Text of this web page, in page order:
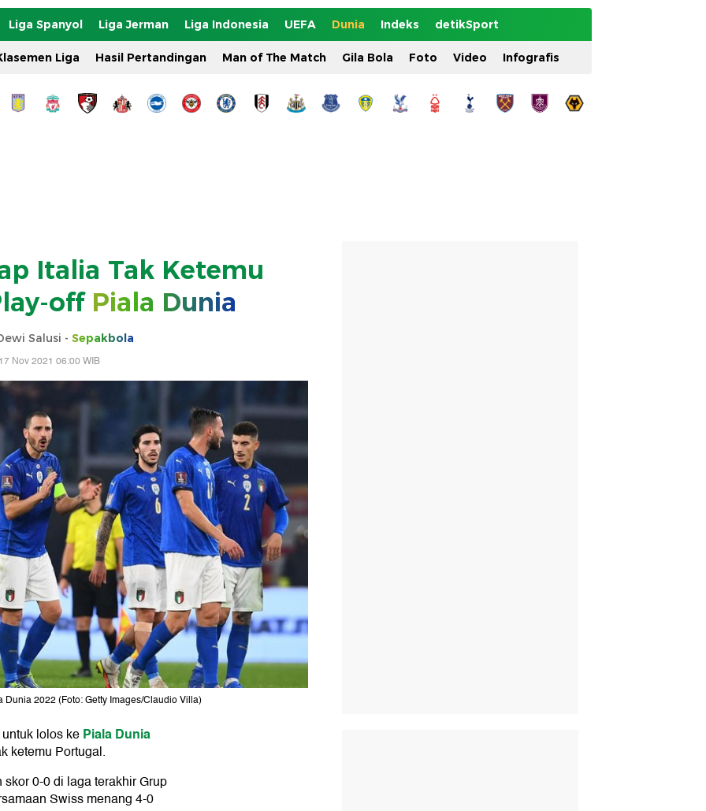
Liga Spanyol Liga Jerman Liga Indonesia UEFA Dunia Indeks detikSport
Liga Hasil Pertandingan Man of The Match Gila Bola Foto Video Infografis
Italia Tak Ketemu
off Piala Dunia
Salusi - Sepakbola
Nov 2021 06:00 WIB
2022 (Foto: Getty Images/Claudio Villa)
lolos kePiala Dunia
ketemu Portugal.
0-0 di laga terakhir Grup
Swiss menang 4-0